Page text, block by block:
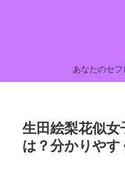
あなたのセフ
生田絵梨花似女
は？分かりやす